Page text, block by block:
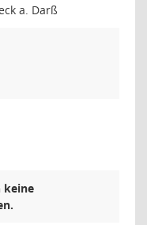
a. Darß
keine